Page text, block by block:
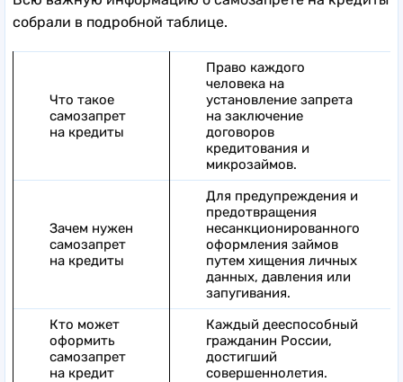
собрали в подробной таблице.
Что такое
самозапрет
на кредиты
Право каждого
человека на
установление запрета
на заключение
договоров
кредитования и
микрозаймов.
Зачем нужен
самозапрет
на кредиты
Для предупреждения и
предотвращения
несанкционированного
оформления займов
путем хищения личных
данных, давления или
запугивания.
Кто может
оформить
самозапрет
на кредит
Каждый дееспособный
гражданин России,
достигший
совершеннолетия.